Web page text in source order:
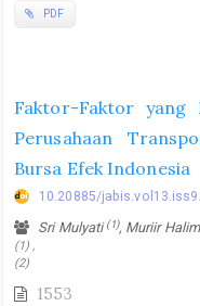
PDF
Faktor-Faktor yang
Perusahaan
Bursa Efek Indonesia
10.20885/
Sri Mulyati(1), Muriir
(1) ,
(2)
1553